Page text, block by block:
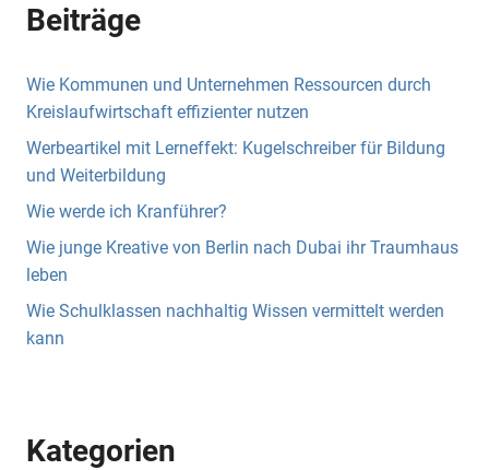
Beiträge
Wie Kommunen und Unternehmen Ressourcen durch
Kreislaufwirtschaft effizienter nutzen
Werbeartikel mit Lerneffekt: Kugelschreiber für Bildung
und Weiterbildung
Wie werde ich Kranführer?
Wie junge Kreative von Berlin nach Dubai ihr Traumhaus
leben
Wie Schulklassen nachhaltig Wissen vermittelt werden
kann
Kategorien